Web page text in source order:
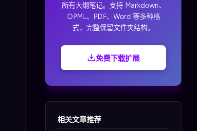
所有大纲笔记。支持 Markdown、
OPML、PDF、Word 等多种格
式，完整保留文件夹结构。
免费下载扩展
相关文章推荐